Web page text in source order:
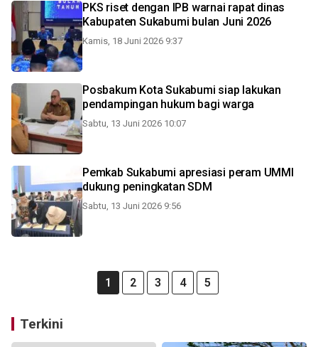
PKS riset dengan IPB warnai rapat dinas
Kabupaten Sukabumi bulan Juni 2026
Kamis, 18 Juni 2026 9:37
Posbakum Kota Sukabumi siap lakukan
pendampingan hukum bagi warga
Sabtu, 13 Juni 2026 10:07
Pemkab Sukabumi apresiasi peram UMMI
dukung peningkatan SDM
Sabtu, 13 Juni 2026 9:56
1 2 3 4 5
Terkini